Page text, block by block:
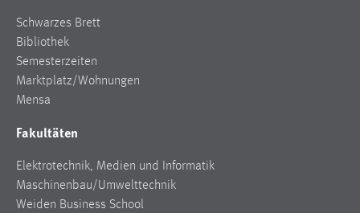
Schwarzes Brett
Bibliothek
Semesterzeiten
Marktplatz/Wohnungen
Mensa
Fakultäten
Elektrotechnik, Medien und Informatik
Maschinenbau/Umwelttechnik
Weiden Business School